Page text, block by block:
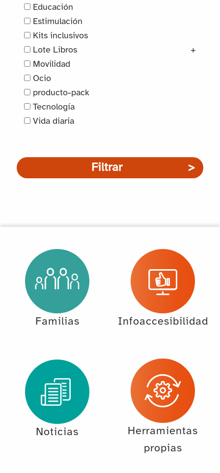
Educación
Estimulación
Kits inclusivos
Lote Libros
+
Movilidad
Ocio
producto-pack
Tecnología
Vida diaria
Filtrar
Familias Infoaccesibilidad
Noticias
Herramientas
propias